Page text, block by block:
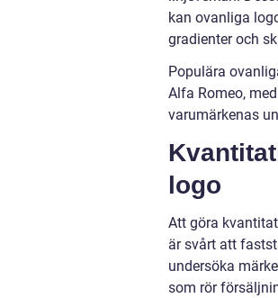
kan ovanliga
gradienter och
Populära
Alfa Romeo,
varumärkenas
logo
Att göra
är svårt att
undersöka
som rör